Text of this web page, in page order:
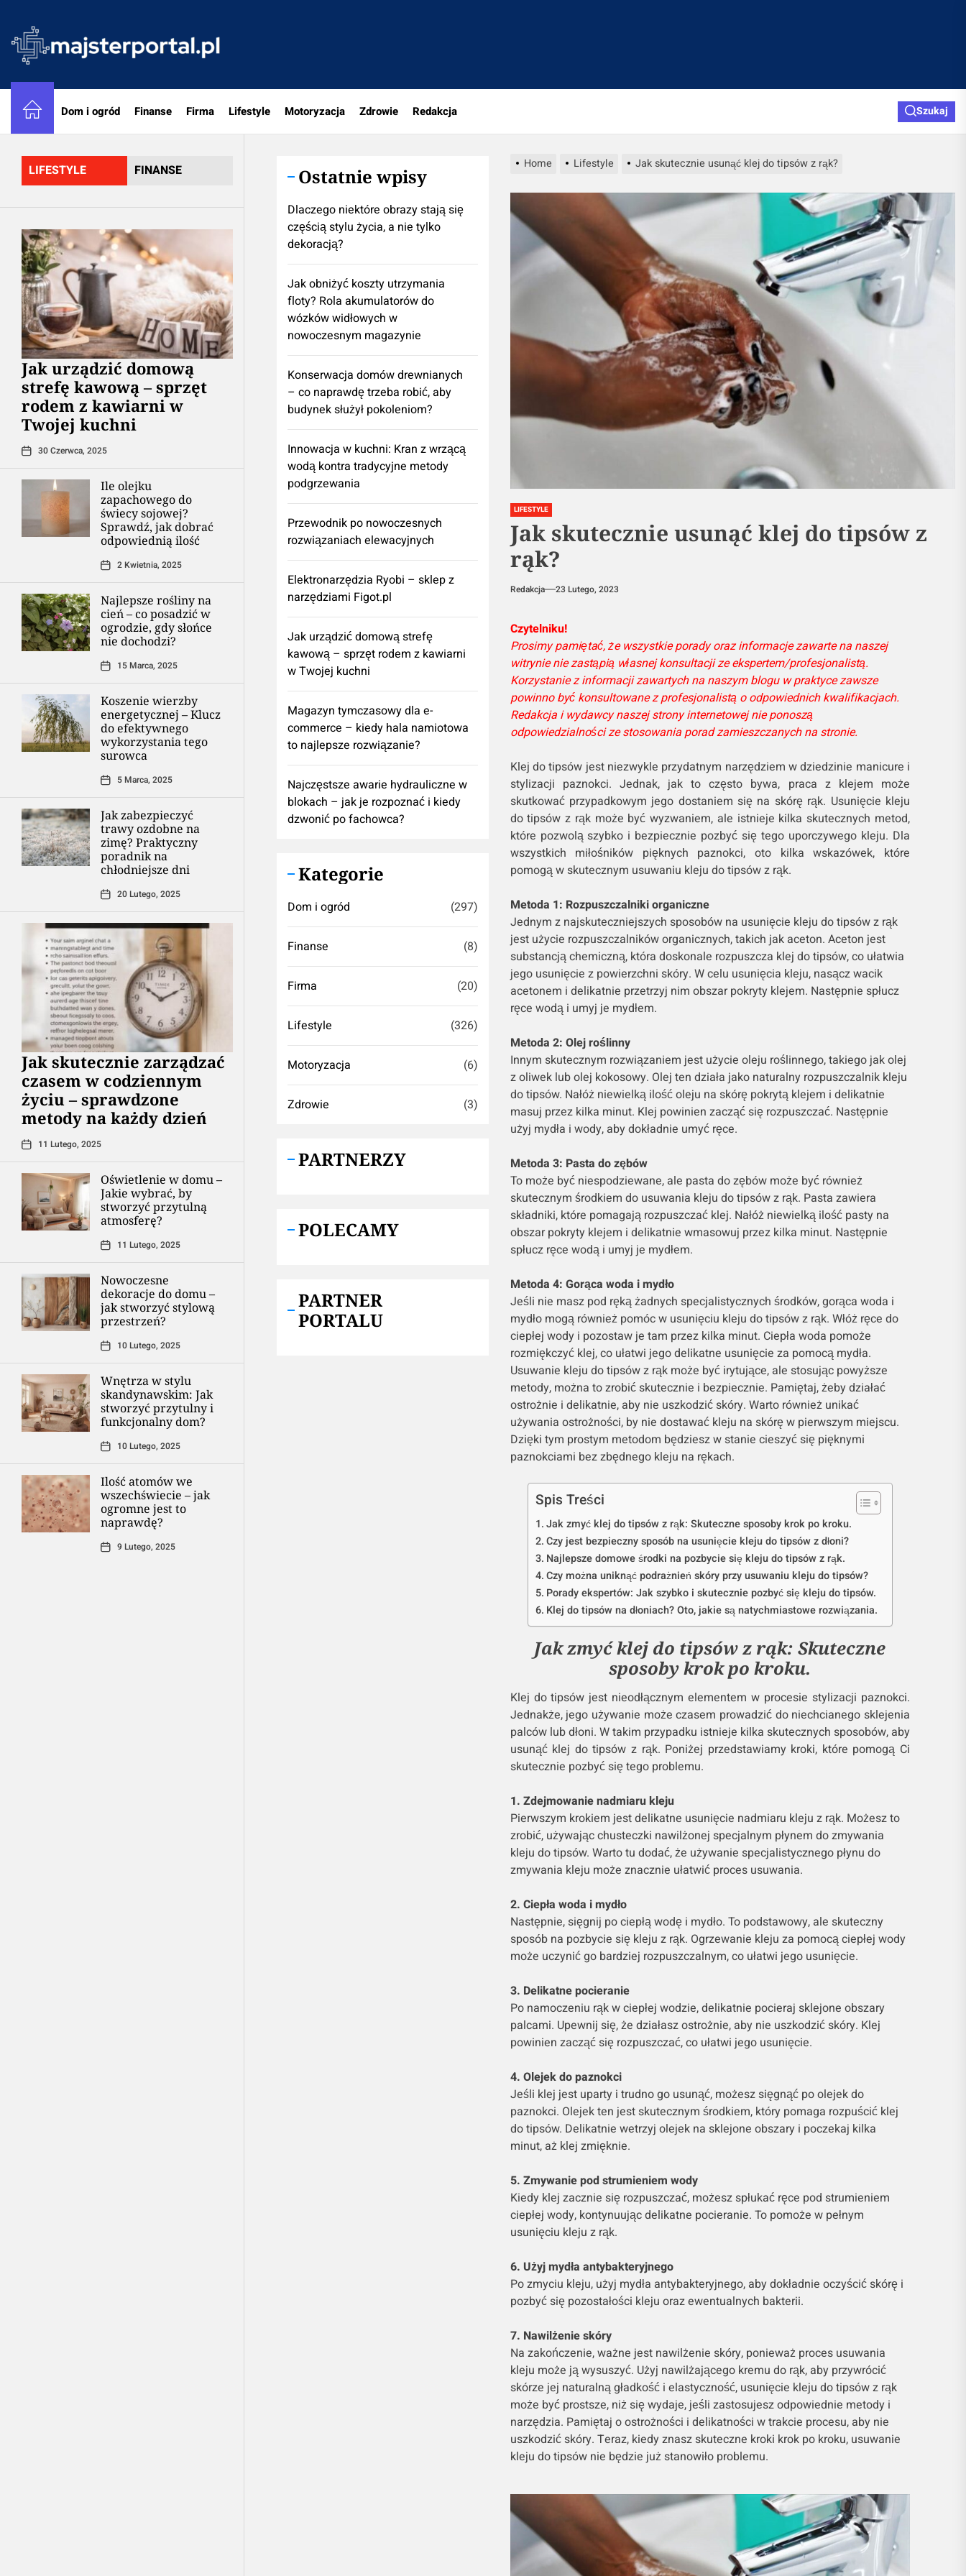
the
content
Dom i ogród Finanse Firma Lifestyle Motoryzacja Zdrowie Redakcja Szukaj
LIFESTYLE FINANSE
​Jak urządzić domową
strefę kawową – sprzęt
rodem z kawiarni w
Twojej kuchni
30 Czerwca, 2025
Ile olejku
zapachowego do
świecy sojowej?
Sprawdź, jak dobrać
odpowiednią ilość
2 Kwietnia, 2025
Najlepsze rośliny na
cień – co posadzić w
ogrodzie, gdy słońce
nie dochodzi?
15 Marca, 2025
Koszenie wierzby
energetycznej – Klucz
do efektywnego
wykorzystania tego
surowca
5 Marca, 2025
Jak zabezpieczyć
trawy ozdobne na
zimę? Praktyczny
poradnik na
chłodniejsze dni
20 Lutego, 2025
Jak skutecznie zarządzać
czasem w codziennym
życiu – sprawdzone
metody na każdy dzień
11 Lutego, 2025
Oświetlenie w domu –
Jakie wybrać, by
stworzyć przytulną
atmosferę?
11 Lutego, 2025
Nowoczesne
dekoracje do domu –
jak stworzyć stylową
przestrzeń?
10 Lutego, 2025
Wnętrza w stylu
skandynawskim: Jak
stworzyć przytulny i
funkcjonalny dom?
10 Lutego, 2025
Ilość atomów we
wszechświecie – jak
ogromne jest to
naprawdę?
9 Lutego, 2025
Home Lifestyle Jak skutecznie usunąć klej do tipsów z rąk?
LIFESTYLE
Jak skutecznie usunąć klej do tipsów z
rąk?
Redakcja 23 Lutego, 2023
Czytelniku!
Prosimy pamiętać, że wszystkie porady oraz informacje zawarte na naszej
witrynie nie zastąpią własnej konsultacji ze ekspertem/profesjonalistą.
Korzystanie z informacji zawartych na naszym blogu w praktyce zawsze
powinno być konsultowane z profesjonalistą o odpowiednich kwalifikacjach.
Redakcja i wydawcy naszej strony internetowej nie ponoszą
odpowiedzialności ze stosowania porad zamieszczanych na stronie.
Klej do tipsów jest niezwykle przydatnym narzędziem w dziedzinie manicure i
stylizacji paznokci. Jednak, jak to często bywa, praca z klejem może
skutkować przypadkowym jego dostaniem się na skórę rąk. Usunięcie kleju
do tipsów z rąk może być wyzwaniem, ale istnieje kilka skutecznych metod,
które pozwolą szybko i bezpiecznie pozbyć się tego uporczywego kleju. Dla
wszystkich miłośników pięknych paznokci, oto kilka wskazówek, które
pomogą w skutecznym usuwaniu kleju do tipsów z rąk.
Metoda 1: Rozpuszczalniki organiczne
Jednym z najskuteczniejszych sposobów na usunięcie kleju do tipsów z rąk
jest użycie rozpuszczalników organicznych, takich jak aceton. Aceton jest
substancją chemiczną, która doskonale rozpuszcza klej do tipsów, co ułatwia
jego usunięcie z powierzchni skóry. W celu usunięcia kleju, nasącz wacik
acetonem i delikatnie przetrzyj nim obszar pokryty klejem. Następnie spłucz
ręce wodą i umyj je mydłem.
Metoda 2: Olej roślinny
Innym skutecznym rozwiązaniem jest użycie oleju roślinnego, takiego jak olej
z oliwek lub olej kokosowy. Olej ten działa jako naturalny rozpuszczalnik kleju
do tipsów. Nałóż niewielką ilość oleju na skórę pokrytą klejem i delikatnie
masuj przez kilka minut. Klej powinien zacząć się rozpuszczać. Następnie
użyj mydła i wody, aby dokładnie umyć ręce.
Metoda 3: Pasta do zębów
To może być niespodziewane, ale pasta do zębów może być również
skutecznym środkiem do usuwania kleju do tipsów z rąk. Pasta zawiera
składniki, które pomagają rozpuszczać klej. Nałóż niewielką ilość pasty na
obszar pokryty klejem i delikatnie wmasowuj przez kilka minut. Następnie
spłucz ręce wodą i umyj je mydłem.
Metoda 4: Gorąca woda i mydło
Jeśli nie masz pod ręką żadnych specjalistycznych środków, gorąca woda i
mydło mogą również pomóc w usunięciu kleju do tipsów z rąk. Włóż ręce do
ciepłej wody i pozostaw je tam przez kilka minut. Ciepła woda pomoże
rozmiękczyć klej, co ułatwi jego delikatne usunięcie za pomocą mydła.
Usuwanie kleju do tipsów z rąk może być irytujące, ale stosując powyższe
metody, można to zrobić skutecznie i bezpiecznie. Pamiętaj, żeby działać
ostrożnie i delikatnie, aby nie uszkodzić skóry. Warto również unikać
używania ostrożności, by nie dostawać kleju na skórę w pierwszym miejscu.
Dzięki tym prostym metodom będziesz w stanie cieszyć się pięknymi
paznokciami bez zbędnego kleju na rękach.
Spis Treści
Jak zmyć klej do tipsów z rąk: Skuteczne sposoby krok po kroku.
Czy jest bezpieczny sposób na usunięcie kleju do tipsów z dłoni?
Najlepsze domowe środki na pozbycie się kleju do tipsów z rąk.
Czy można uniknąć podrażnień skóry przy usuwaniu kleju do tipsów?
Porady ekspertów: Jak szybko i skutecznie pozbyć się kleju do tipsów.
Klej do tipsów na dłoniach? Oto, jakie są natychmiastowe rozwiązania.
Jak zmyć klej do tipsów z rąk: Skuteczne
sposoby krok po kroku.
Klej do tipsów jest nieodłącznym elementem w procesie stylizacji paznokci.
Jednakże, jego używanie może czasem prowadzić do niechcianego sklejenia
palców lub dłoni. W takim przypadku istnieje kilka skutecznych sposobów, aby
usunąć klej do tipsów z rąk. Poniżej przedstawiamy kroki, które pomogą Ci
skutecznie pozbyć się tego problemu.
1. Zdejmowanie nadmiaru kleju
Pierwszym krokiem jest delikatne usunięcie nadmiaru kleju z rąk. Możesz to
zrobić, używając chusteczki nawilżonej specjalnym płynem do zmywania
kleju do tipsów. Warto tu dodać, że używanie specjalistycznego płynu do
zmywania kleju może znacznie ułatwić proces usuwania.
2. Ciepła woda i mydło
Następnie, sięgnij po ciepłą wodę i mydło. To podstawowy, ale skuteczny
sposób na pozbycie się kleju z rąk. Ogrzewanie kleju za pomocą ciepłej wody
może uczynić go bardziej rozpuszczalnym, co ułatwi jego usunięcie.
3. Delikatne pocieranie
Po namoczeniu rąk w ciepłej wodzie, delikatnie pocieraj sklejone obszary
palcami. Upewnij się, że działasz ostrożnie, aby nie uszkodzić skóry. Klej
powinien zacząć się rozpuszczać, co ułatwi jego usunięcie.
4. Olejek do paznokci
Jeśli klej jest uparty i trudno go usunąć, możesz sięgnąć po olejek do
paznokci. Olejek ten jest skutecznym środkiem, który pomaga rozpuścić klej
do tipsów. Delikatnie wetrzyj olejek na sklejone obszary i poczekaj kilka
minut, aż klej zmięknie.
5. Zmywanie pod strumieniem wody
Kiedy klej zacznie się rozpuszczać, możesz spłukać ręce pod strumieniem
ciepłej wody, kontynuując delikatne pocieranie. To pomoże w pełnym
usunięciu kleju z rąk.
6. Użyj mydła antybakteryjnego
Po zmyciu kleju, użyj mydła antybakteryjnego, aby dokładnie oczyścić skórę i
pozbyć się pozostałości kleju oraz ewentualnych bakterii.
7. Nawilżenie skóry
Na zakończenie, ważne jest nawilżenie skóry, ponieważ proces usuwania
kleju może ją wysuszyć. Użyj nawilżającego kremu do rąk, aby przywrócić
skórze jej naturalną gładkość i elastyczność, usunięcie kleju do tipsów z rąk
może być prostsze, niż się wydaje, jeśli zastosujesz odpowiednie metody i
narzędzia. Pamiętaj o ostrożności i delikatności w trakcie procesu, aby nie
uszkodzić skóry. Teraz, kiedy znasz skuteczne kroki krok po kroku, usuwanie
kleju do tipsów nie będzie już stanowiło problemu.
Ostatnie wpisy
Dlaczego niektóre obrazy stają się
częścią stylu życia, a nie tylko
dekoracją?
Jak obniżyć koszty utrzymania
floty? Rola akumulatorów do
wózków widłowych w
nowoczesnym magazynie
Konserwacja domów drewnianych
– co naprawdę trzeba robić, aby
budynek służył pokoleniom?
Innowacja w kuchni: Kran z wrzącą
wodą kontra tradycyjne metody
podgrzewania
Przewodnik po nowoczesnych
rozwiązaniach elewacyjnych
Elektronarzędzia Ryobi – sklep z
narzędziami Figot.pl
​Jak urządzić domową strefę
kawową – sprzęt rodem z kawiarni
w Twojej kuchni
Magazyn tymczasowy dla e-
commerce – kiedy hala namiotowa
to najlepsze rozwiązanie?
Najczęstsze awarie hydrauliczne w
blokach – jak je rozpoznać i kiedy
dzwonić po fachowca?
Kategorie
Dom i ogród (297)
Finanse (8)
Firma (20)
Lifestyle (326)
Motoryzacja (6)
Zdrowie (3)
PARTNERZY
POLECAMY
PARTNER
PORTALU